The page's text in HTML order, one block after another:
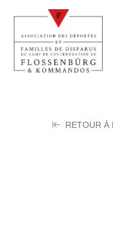
RETOUR À